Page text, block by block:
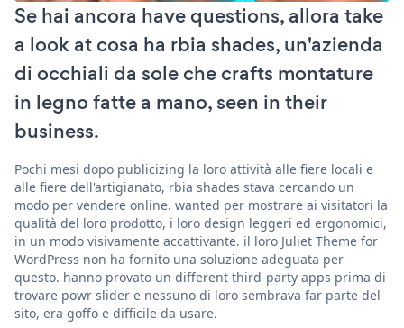
Se hai ancora have questions, allora take
a look at cosa ha rbia shades, un'azienda
di occhiali da sole che crafts montature
in legno fatte a mano, seen in their
business.
Pochi mesi dopo publicizing la loro attività alle fiere locali e
alle fiere dell'artigianato, rbia shades stava cercando un
modo per vendere online. wanted per mostrare ai visitatori la
qualità del loro prodotto, i loro design leggeri ed ergonomici,
in un modo visivamente accattivante. il loro Juliet Theme for
WordPress non ha fornito una soluzione adeguata per
questo. hanno provato un different third-party apps prima di
trovare powr slider e nessuno di loro sembrava far parte del
sito, era goffo e difficile da usare.